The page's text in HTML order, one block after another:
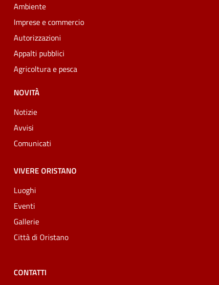
Ambiente
Imprese e commercio
Autorizzazioni
Appalti pubblici
Agricoltura e pesca
NOVITÀ
Notizie
Avvisi
Comunicati
VIVERE ORISTANO
Luoghi
Eventi
Gallerie
Città di Oristano
CONTATTI